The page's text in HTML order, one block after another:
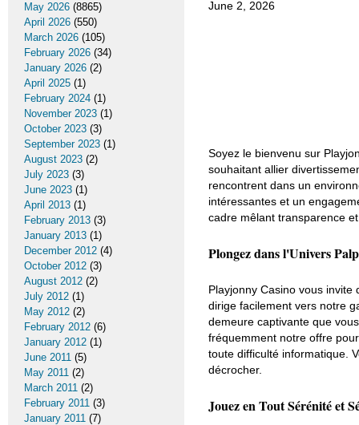
June 2, 2026
Soyez le bienvenu sur
souhaitant allier
rencontrent dans un
intéressantes et un
cadre mêlant transparence
Plongez dans l'Univers
Playjonny Casino vous
dirige facilement vers notre
demeure captivante que
fréquemment notre offre
toute difficulté informatique.
décrocher.
Jouez en Tout Sérénité et
May 2026 (8865)
April 2026 (550)
March 2026 (105)
February 2026 (34)
January 2026 (2)
April 2025 (1)
February 2024 (1)
November 2023 (1)
October 2023 (3)
September 2023 (1)
August 2023 (2)
July 2023 (3)
June 2023 (1)
April 2013 (1)
February 2013 (3)
January 2013 (1)
December 2012 (4)
October 2012 (3)
August 2012 (2)
July 2012 (1)
May 2012 (2)
February 2012 (6)
January 2012 (1)
June 2011 (5)
May 2011 (2)
March 2011 (2)
February 2011 (3)
January 2011 (7)